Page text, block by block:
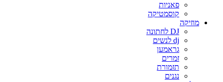
פאניות
קוסמטיקה
מוזיקה
DJ לחתונה
dj לנשים
גראמען
זמרים
תזמורת
נגנים